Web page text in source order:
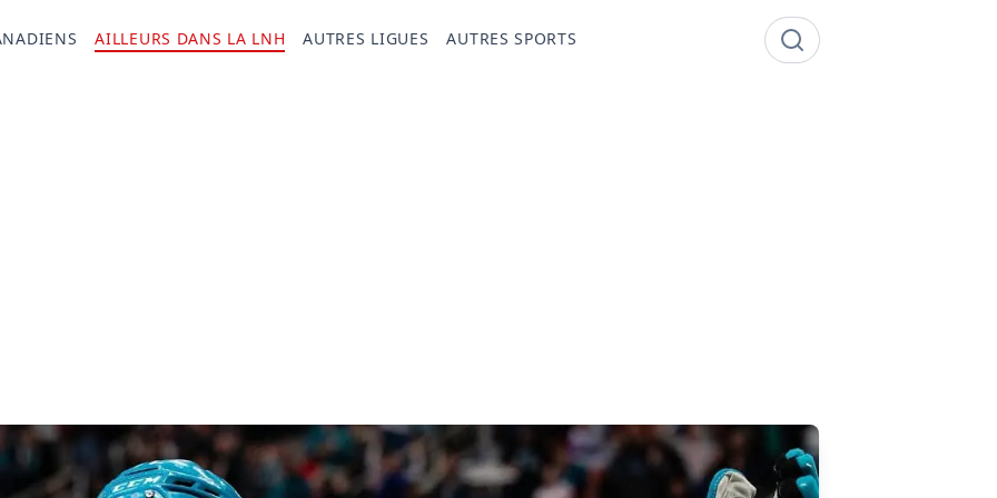
AILLEURS DANS LA LNH AUTRES LIGUES AUTRES SPORTS